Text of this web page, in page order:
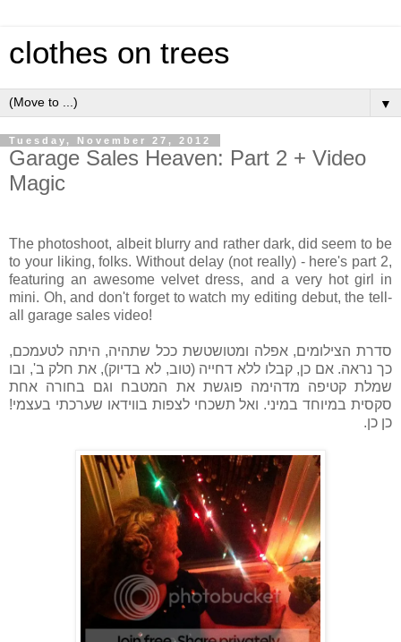
clothes on trees
▼
Tuesday, November 27, 2012
Garage Sales Heaven: Part 2 + Video
Magic
The photoshoot, albeit blurry and rather dark, did seem to be
to your liking, folks. Without delay (not really) - here's part 2,
featuring an awesome velvet dress, and a very hot girl in
mini. Oh, and don't forget to watch my editing debut, the tell-
all garage sales video!
סדרת הצילומים, אפלה ומטושטשת ככל שתהיה, היתה לטעמכם,
כך נראה. אם כן, קבלו ללא דחייה (טוב, לא בדיוק), את חלק ב', ובו
שמלת קטיפה מדהימה פוגשת את המטבח וגם בחורה אחת
סקסית במיוחד במיני. ואל תשכחי לצפות בווידאו שערכתי בעצמי!
כן כן .